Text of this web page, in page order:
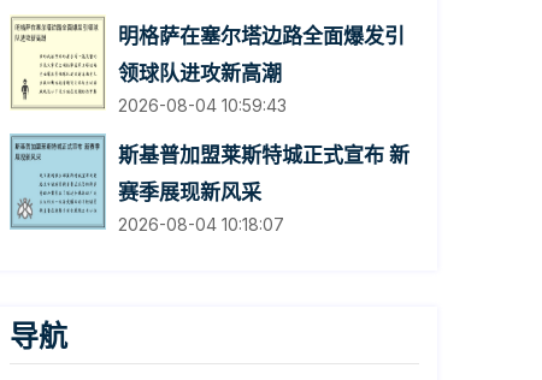
明格萨在塞尔塔边路全面爆发引
领球队进攻新高潮
2026-08-04 10:59:43
斯基普加盟莱斯特城正式宣布 新
赛季展现新风采
2026-08-04 10:18:07
导航